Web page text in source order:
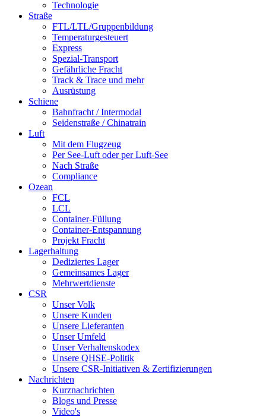
Technologie
Straße
FTL/LTL/Gruppenbildung
Temperaturgesteuert
Express
Spezial-Transport
Gefährliche Fracht
Track & Trace und mehr
Ausrüstung
Schiene
Bahnfracht / Intermodal
Seidenstraße / Chinatrain
Luft
Mit dem Flugzeug
Per See-Luft oder per Luft-See
Nach Straße
Compliance
Ozean
FCL
LCL
Container-Füllung
Container-Entspannung
Projekt Fracht
Lagerhaltung
Dediziertes Lager
Gemeinsames Lager
Mehrwertdienste
CSR
Unser Volk
Unsere Kunden
Unsere Lieferanten
Unser Umfeld
Unser Verhaltenskodex
Unsere QHSE-Politik
Unsere CSR-Initiativen & Zertifizierungen
Nachrichten
Kurznachrichten
Blogs und Presse
Video's